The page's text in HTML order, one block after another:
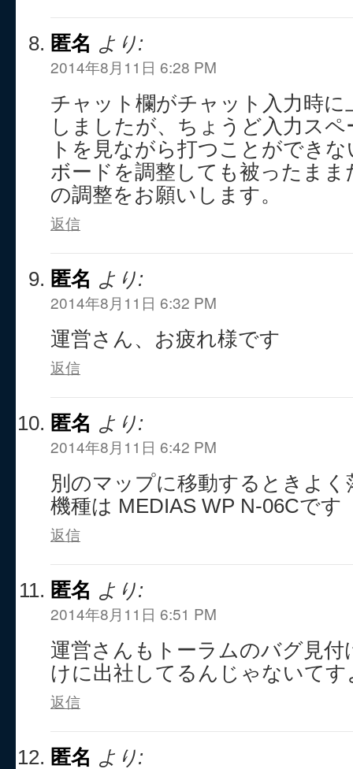
匿名 より:
2014年8月11日 6:28 PM
チャット欄がチャット入力時
しましたが、ちょうど入力ス
トを見ながら打つことができ
ボードを調整しても被ったま
の調整をお願いします。
返信
匿名 より:
2014年8月11日 6:32 PM
運営さん、お疲れ様です
返信
匿名 より:
2014年8月11日 6:42 PM
別のマップに移動するときよく
機種は MEDIAS WP N-06Cです
返信
匿名 より:
2014年8月11日 6:51 PM
運営さんもトーラムのバグ見
けに出社してるんじゃないてす
返信
匿名 より: